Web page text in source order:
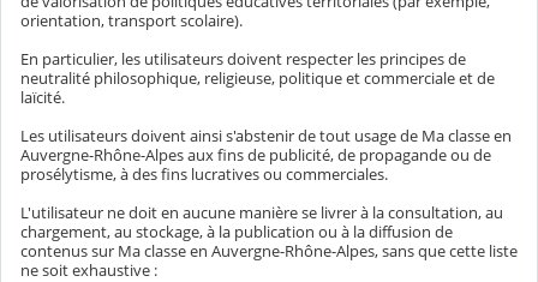
orientation, transport scolaire).
En particulier, les utilisateurs doivent respecter les principes de
neutralité philosophique, religieuse, politique et commerciale et de
laïcité.
Les utilisateurs doivent ainsi s'abstenir de tout usage de Ma classe en
Auvergne-Rhône-Alpes aux fins de publicité, de propagande ou de
prosélytisme, à des fins lucratives ou commerciales.
L'utilisateur ne doit en aucune manière se livrer à la consultation, au
chargement, au stockage, à la publication ou à la diffusion de
contenus sur Ma classe en Auvergne-Rhône-Alpes, sans que cette liste
ne soit exhaustive :